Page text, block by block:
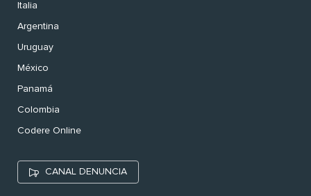
Italia
Argentina
Uruguay
México
Panamá
Colombia
Codere Online
CANAL DENUNCIA